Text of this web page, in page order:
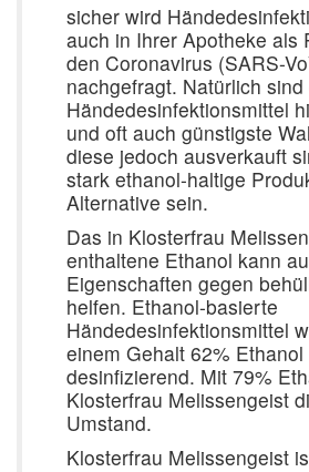
sicher wird
auch in Ihrer Apotheke als
den Coronavirus (SARS-
nachgefragt. Natürlich
Händedesinfektionsmittel
und oft auch günstigste
diese jedoch ausverkauft
stark ethanol-haltige
Alternative sein.
Das in Klosterfrau
enthaltene Ethanol kann
Eigenschaften gegen
helfen. Ethanol-basierte
Händedesinfektionsmittel
einem Gehalt 62% Ethanol
desinfizierend. Mit 79%
Klosterfrau Melissengeist
Umstand.
Klosterfrau Melissengeist